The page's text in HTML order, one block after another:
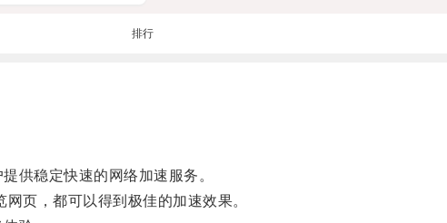
排行
供稳定快速的网络加速服务。
页，都可以得到极佳的加速效果。